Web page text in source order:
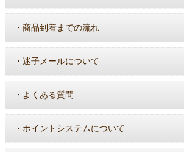
・ 商品到着までの流れ
・ 迷子メールについて
・ よくある質問
・ ポイントシステムについて